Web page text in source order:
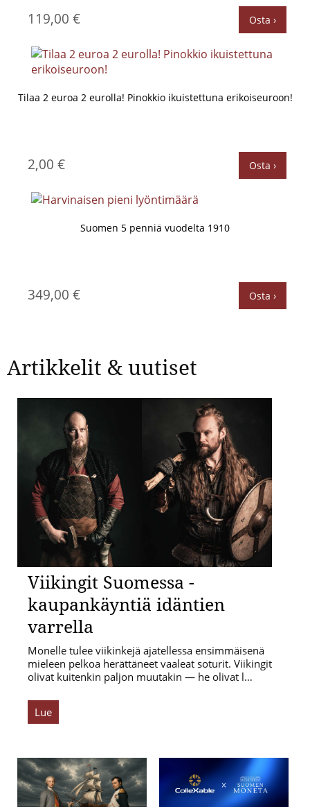
119,00 € Osta ›
Tilaa 2 euroa 2 eurolla! Pinokkio ikuistettuna erikoiseuroon!
2,00 € Osta ›
Suomen 5 penniä vuodelta 1910
349,00 € Osta ›
Artikkelit & uutiset
Viikingit Suomessa -
kaupankäyntiä idäntien
varrella
Monelle tulee viikinkejä ajatellessa ensimmäisenä
mieleen pelkoa herättäneet vaaleat soturit. Viikingit
olivat kuitenkin paljon muutakin — he olivat l…
Lue